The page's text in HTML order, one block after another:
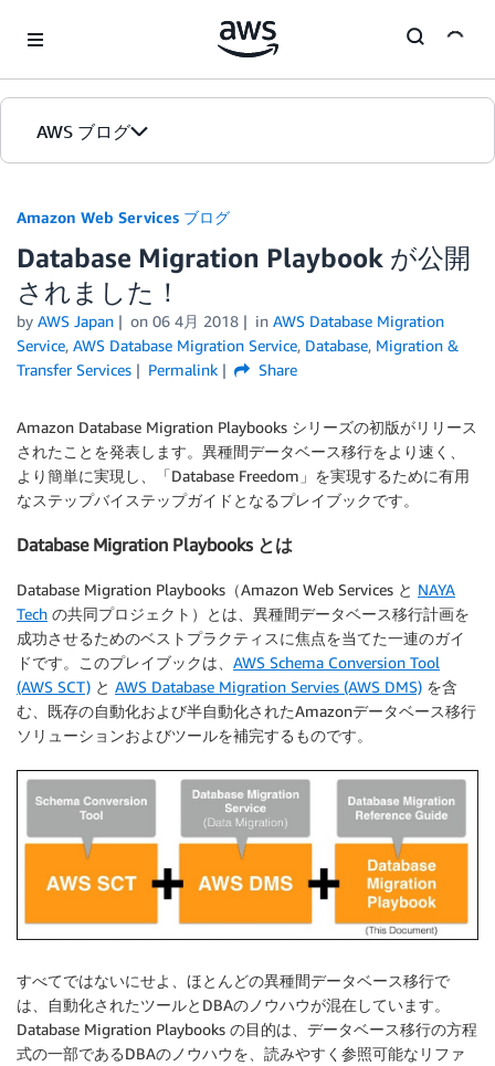
AWS ブログ
カテゴリ
エディション
Amazon Web Services ブログ
Database Migration Playbook が公開
されました！
by AWS Japan on 06 4月 2018 in AWS Database Migration
Service, AWS Database Migration Service, Database, Migration &
Transfer Services
Permalink Share
Amazon Database Migration Playbooks シリーズの初版がリリース
されたことを発表します。異種間データベース移行をより速く、
より簡単に実現し、「Database Freedom」を実現するために有用
なステップバイステップガイドとなるプレイブックです。
Database Migration Playbooks とは
Database Migration Playbooks（Amazon Web Services と NAYA
Tech の共同プロジェクト）とは、異種間データベース移行計画を
成功させるためのベストプラクティスに焦点を当てた一連のガイ
ドです。このプレイブックは、 AWS Schema Conversion Tool
(AWS SCT) と AWS Database Migration Servies (AWS DMS) を含
む、既存の自動化および半自動化されたAmazonデータベース移行
ソリューションおよびツールを補完するものです。
すべてではないにせよ、ほとんどの異種間データベース移行で
は、自動化されたツールとDBAのノウハウが混在しています。
Database Migration Playbooks の目的は、データベース移行の方程
式の一部であるDBAのノウハウを、読みやすく参照可能なリファ